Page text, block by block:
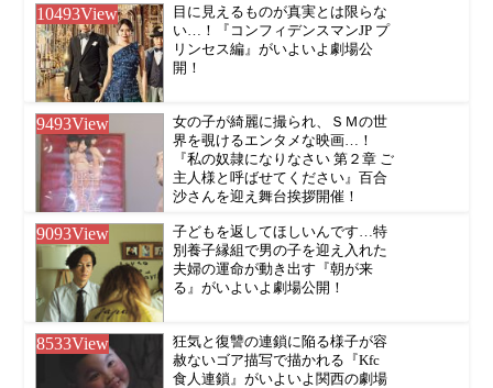
10493View
目に見えるものが真実とは限らな
い…！『コンフィデンスマンJP プ
リンセス編』がいよいよ劇場公
開！
9493View
女の子が綺麗に撮られ、ＳＭの世
界を覗けるエンタメな映画…！
『私の奴隷になりなさい 第２章 ご
主人様と呼ばせてください』百合
沙さんを迎え舞台挨拶開催！
9093View
子どもを返してほしいんです…特
別養子縁組で男の子を迎え入れた
夫婦の運命が動き出す『朝が来
る』がいよいよ劇場公開！
8533View
狂気と復讐の連鎖に陥る様子が容
赦ないゴア描写で描かれる『Kfc
食人連鎖』がいよいよ関西の劇場